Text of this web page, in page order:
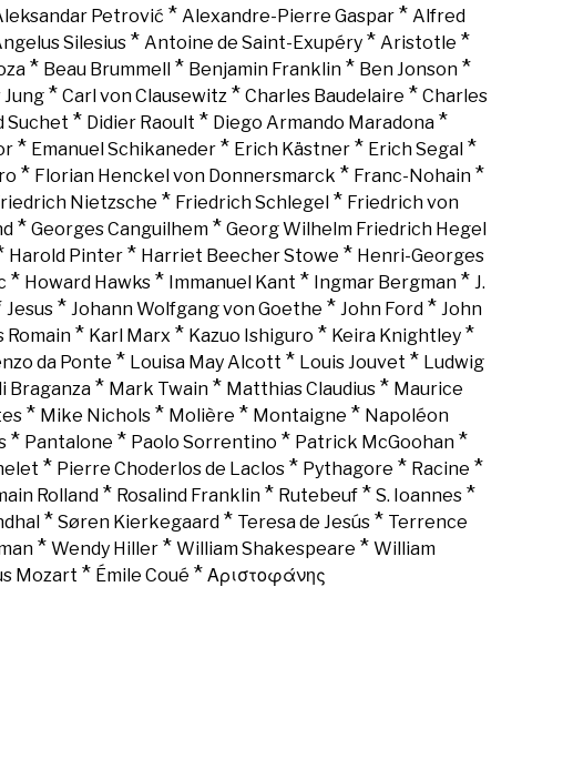
Petrović * Alexandre-Pierre Gaspar* Alfred
Silesius * Antoine de Saint-Exupéry * Aristotle *
* Beau Brummell * Benjamin Franklin * Ben Jonson *
Jung * Carl von Clausewitz * Charles Baudelaire * Charles
Suchet * Didier Raoult * Diego Armando Maradona *
* Emanuel Schikaneder * Erich Kästner * Erich Segal *
* Florian Henckel von Donnersmarck * Franc-Nohain *
Nietzsche * Friedrich Schlegel * Friedrich von
* Georges Canguilhem * Georg Wilhelm Friedrich Hegel
Harold Pinter * Harriet Beecher Stowe * Henri-Georges
* Howard Hawks* Immanuel Kant * Ingmar Bergman* J.
Jesus * Johann Wolfgang von Goethe * John Ford * John
Romain* Karl Marx * Kazuo Ishiguro * Keira Knightley*
da Ponte * Louisa May Alcott * Louis Jouvet * Ludwig
Braganza* Mark Twain* Matthias Claudius* Maurice
* Mike Nichols* Molière * Montaigne * Napoléon
* Pantalone * Paolo Sorrentino * Patrick McGoohan*
* Pierre Choderlos de Laclos* Pythagore * Racine *
Rolland* Rosalind Franklin* Rutebeuf* S. Ioannes*
* Søren Kierkegaard* Teresa de Jesús* Terrence
* Wendy Hiller * William Shakespeare * William
Mozart * Émile Coué * Αριστοφάνης